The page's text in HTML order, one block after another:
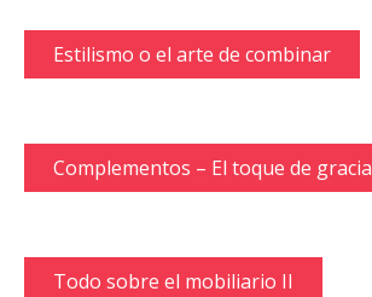
Estilismo o el arte de combinar
Complementos – El toque de gracia
Todo sobre el mobiliario II